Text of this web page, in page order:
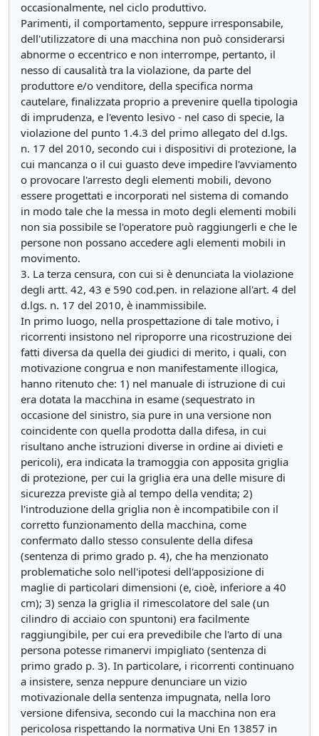
occasionalmente, nel ciclo produttivo.
Parimenti, il comportamento, seppure irresponsabile,
dell'utilizzatore di una macchina non può considerarsi
abnorme o eccentrico e non interrompe, pertanto, il
nesso di causalità tra la violazione, da parte del
produttore e/o venditore, della specifica norma
cautelare, finalizzata proprio a prevenire quella tipologia
di imprudenza, e l'evento lesivo - nel caso di specie, la
violazione del punto 1.4.3 del primo allegato del d.lgs.
n. 17 del 2010, secondo cui i dispositivi di protezione, la
cui mancanza o il cui guasto deve impedire l'avviamento
o provocare l'arresto degli elementi mobili, devono
essere progettati e incorporati nel sistema di comando
in modo tale che la messa in moto degli elementi mobili
non sia possibile se l'operatore può raggiungerli e che le
persone non possano accedere agli elementi mobili in
movimento.
3. La terza censura, con cui si è denunciata la violazione
degli artt. 42, 43 e 590 cod.pen. in relazione all'art. 4 del
d.lgs. n. 17 del 2010, è inammissibile.
In primo luogo, nella prospettazione di tale motivo, i
ricorrenti insistono nel riproporre una ricostruzione dei
fatti diversa da quella dei giudici di merito, i quali, con
motivazione congrua e non manifestamente illogica,
hanno ritenuto che: 1) nel manuale di istruzione di cui
era dotata la macchina in esame (sequestrato in
occasione del sinistro, sia pure in una versione non
coincidente con quella prodotta dalla difesa, in cui
risultano anche istruzioni diverse in ordine ai divieti e
pericoli), era indicata la tramoggia con apposita griglia
di protezione, per cui la griglia era una delle misure di
sicurezza previste già al tempo della vendita; 2)
l'introduzione della griglia non è incompatibile con il
corretto funzionamento della macchina, come
confermato dallo stesso consulente della difesa
(sentenza di primo grado p. 4), che ha menzionato
problematiche solo nell'ipotesi dell'apposizione di
maglie di particolari dimensioni (e, cioè, inferiore a 40
cm); 3) senza la griglia il rimescolatore del sale (un
cilindro di acciaio con spuntoni) era facilmente
raggiungibile, per cui era prevedibile che l'arto di una
persona potesse rimanervi impigliato (sentenza di
primo grado p. 3). In particolare, i ricorrenti continuano
a insistere, senza neppure denunciare un vizio
motivazionale della sentenza impugnata, nella loro
versione difensiva, secondo cui la macchina non era
pericolosa rispettando la normativa Uni En 13857 in